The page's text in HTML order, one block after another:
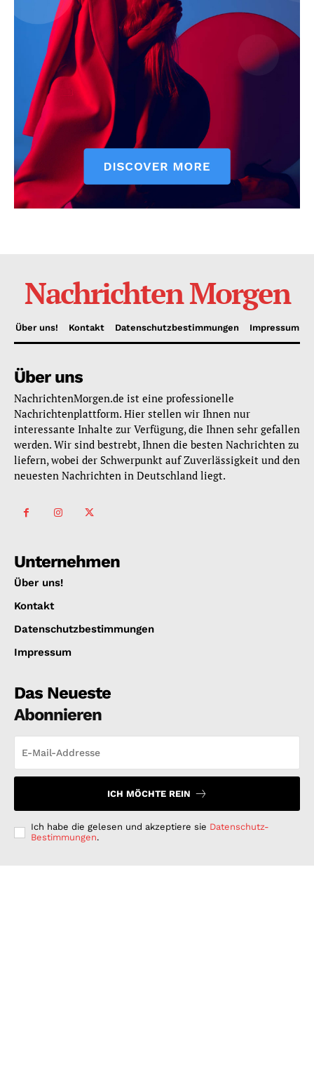
Nachrichten Morgen
Über uns! Kontakt Datenschutzbestimmungen Impressum
Über uns
NachrichtenMorgen.de ist eine professionelle
Nachrichtenplattform. Hier stellen wir Ihnen nur
interessante Inhalte zur Verfügung, die Ihnen sehr gefallen
werden. Wir sind bestrebt, Ihnen die besten Nachrichten zu
liefern, wobei der Schwerpunkt auf Zuverlässigkeit und den
neuesten Nachrichten in Deutschland liegt.
Unternehmen
Über uns!
Kontakt
Datenschutzbestimmungen
Impressum
Das Neueste
Abonnieren
ICH MÖCHTE REIN
Ich habe die gelesen und akzeptiere sie Datenschutz-
Bestimmungen.